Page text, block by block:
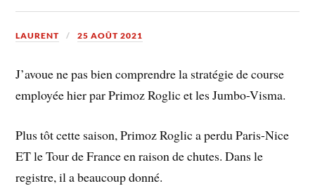
LAURENT 25 AOÛT 2021
J’avoue ne pas bien comprendre la stratégie de course
employée hier par Primoz Roglic et les Jumbo-Visma.
Plus tôt cette saison, Primoz Roglic a perdu Paris-Nice
ET le Tour de France en raison de chutes. Dans le
registre, il a beaucoup donné.